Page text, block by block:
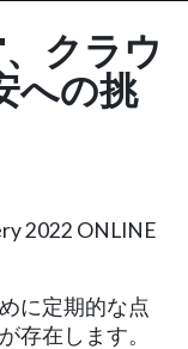
クラウ
への挑
2022 ONLINE
に定期的な点
存在します。